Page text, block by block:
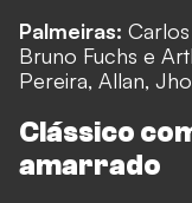
Palmeiras:
Bruno Fuchs e
Pereira, Allan,
Clássico
amarrado